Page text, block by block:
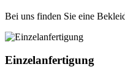
Bei uns finden Sie eine
Einzelanfertigung